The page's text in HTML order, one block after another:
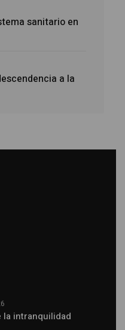
sanitario en
a la
la intranquilidad